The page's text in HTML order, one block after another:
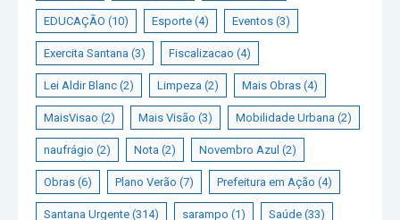
EDUCAÇÃO (10) Esporte (4) Eventos (3)
Exercita Santana (3) Fiscalizacao (4)
Lei Aldir Blanc (2) Limpeza (2) Mais Obras (4)
MaisVisao (2) Mais Visão (3) Mobilidade Urbana (2)
naufrágio (2) Nota (2) Novembro Azul (2)
Obras (6) Plano Verão (7) Prefeitura em Ação (4)
Santana Urgente (314) sarampo (1) Saúde (33)